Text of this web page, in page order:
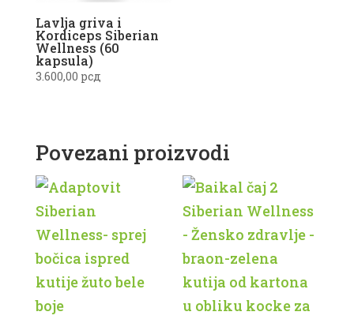
Lavlja griva i
Kordiceps Siberian
Wellness (60
kapsula)
3.600,00 рсд
Povezani proizvodi